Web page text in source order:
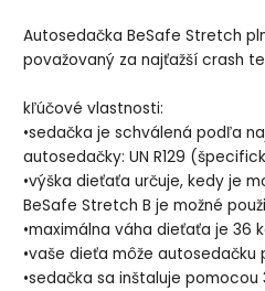
Autosedačka BeSafe Stretch
považovaný za najťažší crash
kľúčové vlastnosti:
•sedačka je schválená podľa
autosedačky: UN R129
•výška dieťaťa určuje, kedy je
BeSafe Stretch B je možné
•maximálna váha dieťaťa je 36
•vaše dieťa môže
•sedačka sa inštaluje